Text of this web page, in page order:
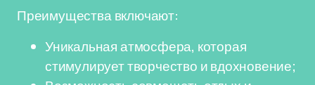
Преимущества включают:
Уникальная атмосфера, которая
стимулирует творчество и вдохновение;